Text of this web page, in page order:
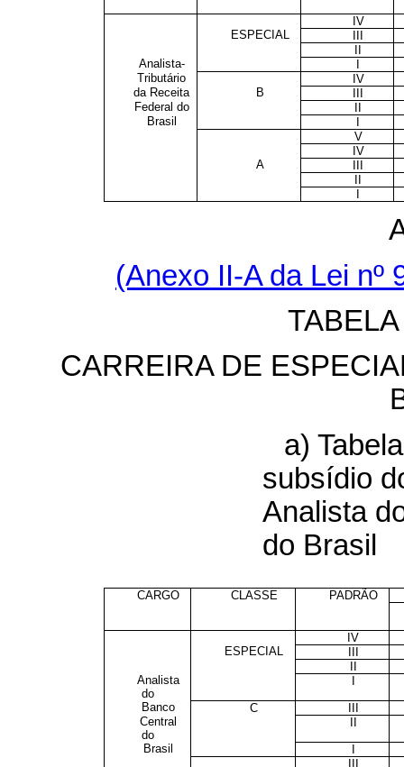
IV
ESPECIAL
Analista-
Tributário
IV
da Receita
B
Federal do
Brasil
V
IV
A
(Anexo II-A da Lei nº
CARREIRA DE
a)
subsídio
Analista
do Brasil
CARGO CLASSE PADRÃO
IV
ESPECIAL
Analista
do
Banco
C
Central
do
Brasil